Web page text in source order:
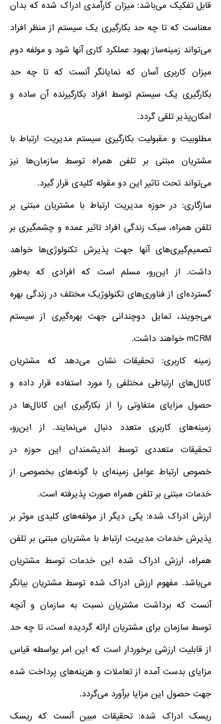
قابل تفکیک می‌باشد: میزان کارآمدی ادراک شده که بدان
معناست که تا چه حد بکارگیری یک سیستم از منظر افراد
می‌تواند زمینه‌ساز بهبود عملکرد کاری آنها شود و مولفه دوم
میزان کاربری آسان که نمایانگر آنست که تا چه حد
بکارگیری یک سیستم توسط افراد بکارگیرنده آن ساده و
امکان‌پذیر تلقی گردد.
مطلوبیت و مقبولیت بکارگیری سیستم مدیریت ارتباط با
مشتریان مبتنی بر تلفن همراه توسط سازمان‌ها نیز
می‌تواند تحت تاثیر این دو مقوله کلیدی قرار گیرد.
سازگاری: در حوزه مدیریت ارتباط با مشتریان مبتنی بر
تلفن همراه، سبک زندگی افراد تاثیر عمده و چشمگیری بر
تصمیم‌گیری‌های آنها جهت پذیرش تکنولوژی‌ها خواهد
داشت. از این‌رو، مسلم است که افرادی که به‌طور
گسترده‌ای از فناوری‌های تکنولوژیک مختلف در زندگی بهره
می‌جویند، تمایل دوچندانی جهت بهره‌گیری از سیستم
mCRM خواهند داشت.
زمینه کاربری: تحقیقات نشان می‌دهد که مشتریان
کانال‌های ارتباطی مختلفی را مورد استفاده قرار داده و
حصول مزایای متفاوتی را از بکارگیری این کانال‌ها در
زمینه‌های کاربری متعدد دنبال می‌نمایند. از این‌رو،
تحقیقات متعددی توسط اندیشمندان این حوزه در
خصوص ارتباط عوامل زمینه‌ای با گونه‌های بخصوصی از
خدمات مبتنی بر تلفن همراه صورت پذیرفته است.
ارزش ادراک شده: یکی دیگر از مولفه‌های کلیدی موثر بر
پذیرش خدمات مدیریت ارتباط با مشتریان مبتنی بر تلفن
همراه، ارزش ادراک شده این خدمات توسط مشتریان
می‌باشد. مفهوم ارزش ادراک شده توسط مشتریان بیانگر
آنست که برداشت مشتریان نسبت به سازمان و آنچه
توسط سازمان برای مشتریان ارائه گردیده است، تا چه حد
از قابلیت ارزشی برخوردار است که این امر بواسطه قیاس
مزایای بدست آمده از تعاملات و هزینه‌های پرداخت شده
جهت حصول این مزایا برآورد می‌گردد.
ریسک ادراک شده: تحقیقات مبین آنست که ریسک